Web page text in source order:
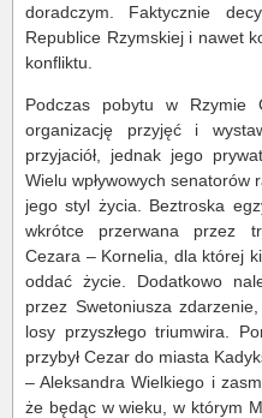
doradczym. Faktycznie
Republice Rzymskiej i nawet
konfliktu.
Podczas pobytu w Rzymie
organizację przyjęć i
przyjaciół, jednak jego
Wielu wpływowych senatorów
jego styl życia. Beztroska
wkrótce przerwana przez
Cezara – Kornelia, dla której
oddać życie. Dodatkowo
przez Swetoniusza
losy przyszłego triumwira.
przybył Cezar do miasta
– Aleksandra Wielkiego i
że będąc w wieku, w którym